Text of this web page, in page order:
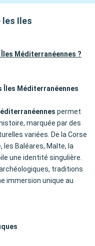
Iles
Méditerranéennes ?
Méditerranéennes
permet
marquée par des
variées. De la Corse
les Baléares, Malte, la
une identité singulière.
traditions
immersion unique au